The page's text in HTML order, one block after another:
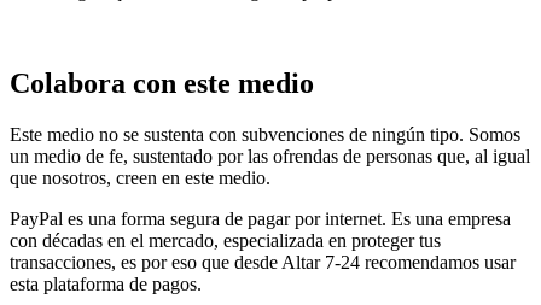
Colabora con este medio
Este medio no se sustenta con subvenciones de ningún tipo. Somos
un medio de fe, sustentado por las ofrendas de personas que, al igual
que nosotros, creen en este medio.
PayPal es una forma segura de pagar por internet. Es una empresa
con décadas en el mercado, especializada en proteger tus
transacciones, es por eso que desde Altar 7-24 recomendamos usar
esta plataforma de pagos.